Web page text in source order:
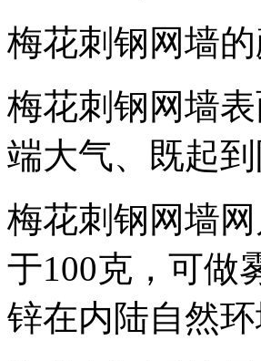
梅花刺钢网墙的
梅花刺钢网墙
端大气、既起
梅花刺钢网墙
于100克，可做
锌在内陆自然